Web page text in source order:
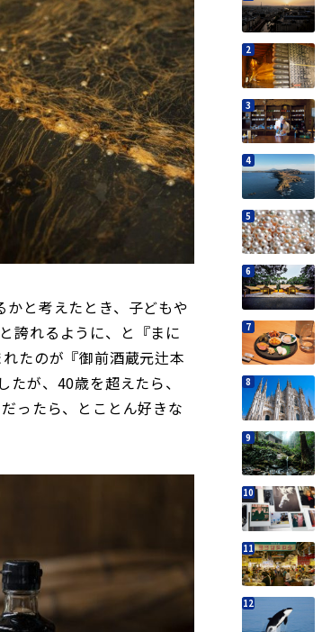
かと考えたとき、子どもや
誇れるように、と『まに
たのが『御前酒蔵元辻本
が、40歳を超えたら、
ったら、とことん好きな